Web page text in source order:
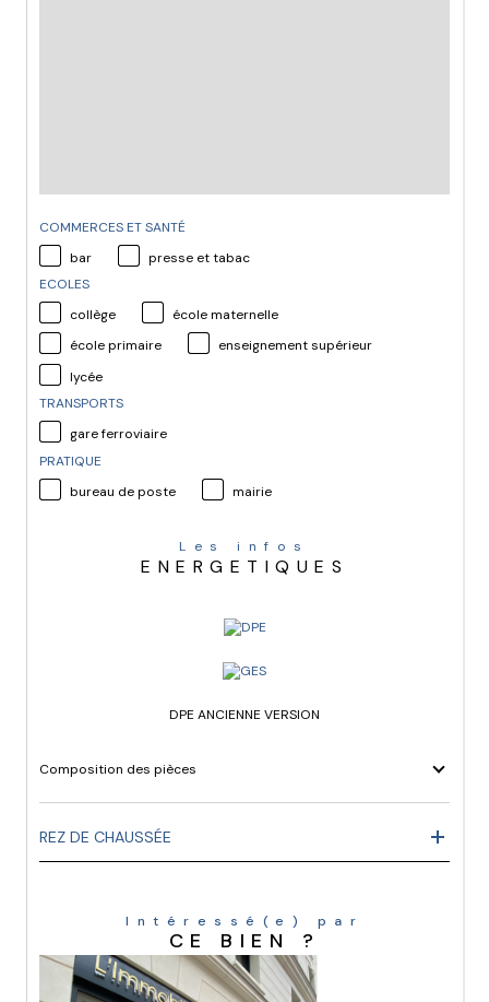
COMMERCES ET SANTÉ
bar
presse et tabac
ECOLES
collège
école maternelle
école primaire
enseignement supérieur
lycée
TRANSPORTS
gare ferroviaire
PRATIQUE
bureau de poste
mairie
Les infos
ENERGETIQUES
DPE ANCIENNE VERSION
Composition des pièces
REZ DE CHAUSSÉE
Intéressé(e) par
CE BIEN ?